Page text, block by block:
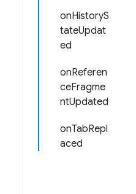
onHistoryS
tateUpdat
ed
onReferen
ceFragme
ntUpdated
onTabRepl
aced